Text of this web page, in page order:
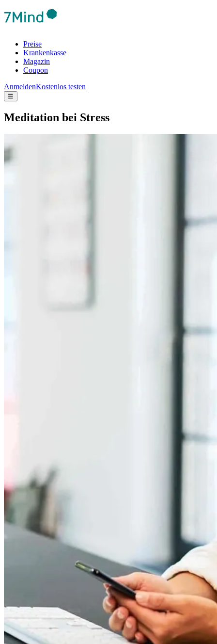
Preise
Krankenkasse
Magazin
Coupon
AnmeldenKostenlos testen
☰
Medi­ta­tion bei Stress